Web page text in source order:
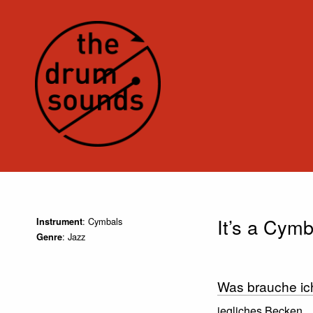
It’s a
Instrument: Cymbals
Genre: Jazz
Was brauche